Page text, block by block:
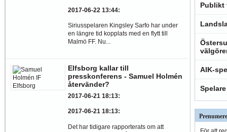
2017-06-22 13:44:
Siriusspelaren Kingsley Sarfo har under
en längre tid kopplats med en flytt till
Malmö FF. Nu...
Elfsborg kallar till
presskonferens - Samuel Holmén
återvänder?
2017-06-21 18:13:
2017-06-21 18:13:
Det har tidigare rapporterats om att
Publikt
AIK-